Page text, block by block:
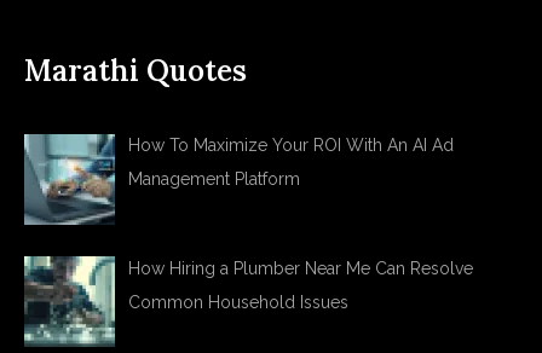
Marathi Quotes
How To Maximize Your ROI With An AI Ad
Management Platform
How Hiring a Plumber Near Me Can Resolve
Common Household Issues